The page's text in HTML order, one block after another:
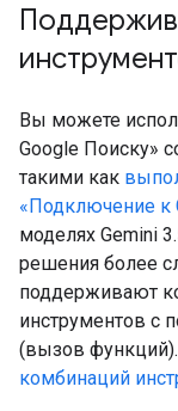
Вы можете
Google Поиску»
такими как
«Подключение к
моделях Gemini
решения более
поддерживают
инструментов с
(вызов
комбинаций